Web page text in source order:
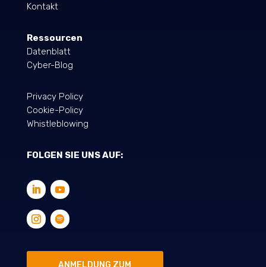
Kontakt
Ressourcen
Datenblatt
Cyber-Blog
Privacy Policy
Cookie-Policy
Whistleblowing
FOLGEN SIE UNS AUF:
ANMELDUNG ZUM